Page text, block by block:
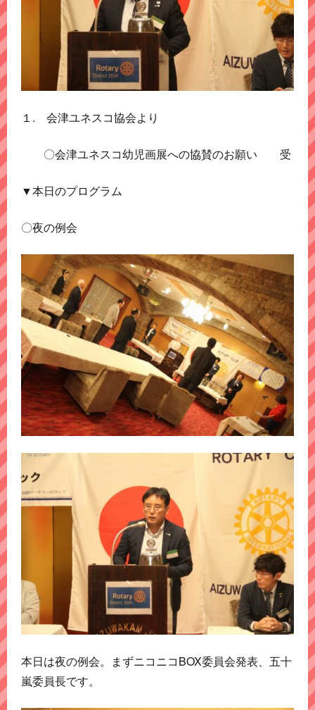
１. 会津ユネスコ協会より
〇会津ユネスコ幼児画展への協賛のお願い 受
▼本日のプログラム
〇夜の例会
本日は夜の例会。まずニコニコBOX委員会発表、五十
嵐委員長です。